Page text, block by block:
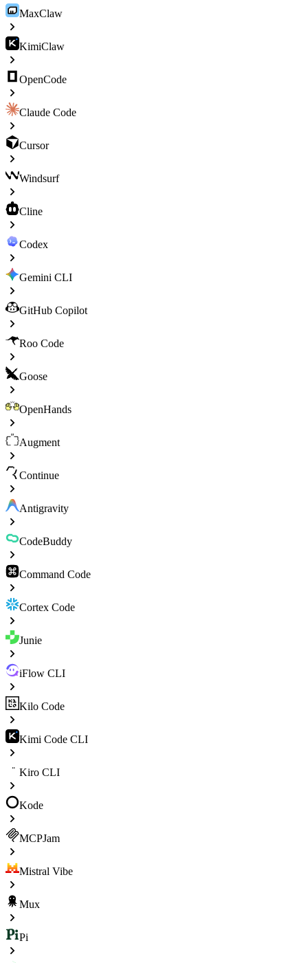
MaxClaw
KimiClaw
OpenCode
Claude Code
Cursor
Windsurf
Cline
Codex
Gemini CLI
GitHub Copilot
Roo Code
Goose
OpenHands
Augment
Continue
Antigravity
CodeBuddy
Command Code
Cortex Code
Junie
iFlow CLI
Kilo Code
Kimi Code CLI
Kiro CLI
Kode
MCPJam
Mistral Vibe
Mux
Pi